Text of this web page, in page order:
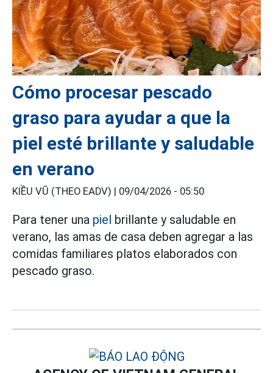
Cómo procesar pescado
graso para ayudar a que la
piel esté brillante y saludable
en verano
KIỀU VŨ (THEO EADV) | 09/04/2026 - 05:50
Para tener una piel brillante y saludable en
verano, las amas de casa deben agregar a las
comidas familiares platos elaborados con
pescado graso.